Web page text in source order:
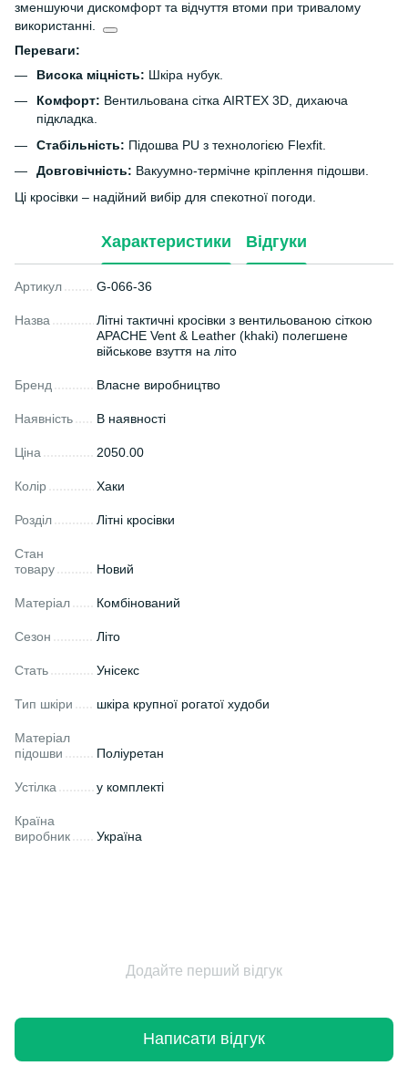
зменшуючи дискомфорт та відчуття втоми при тривалому
використанні.
Переваги:
Висока міцність: Шкіра нубук.
Комфорт: Вентильована сітка AIRTEX 3D, дихаюча
підкладка.
Стабільність: Підошва PU з технологією Flexfit.
Довговічність: Вакуумно-термічне кріплення підошви.
Ці кросівки – надійний вибір для спекотної погоди.
Характеристики Відгуки
Артикул G-066-36
Назва
Літні тактичні кросівки з вентильованою сіткою
APACHE Vent & Leather (khaki) полегшене
військове взуття на літо
Бренд Власне виробництво
Наявність В наявності
Ціна 2050.00
Колір Хаки
Розділ Літні кросівки
Стан
товару
Новий
Матеріал Комбінований
Сезон Літо
Стать Унісекс
Тип шкіри шкіра крупної рогатої худоби
Матеріал
підошви
Поліуретан
Устілка у комплекті
Країна
виробник
Україна
Додайте перший відгук
Написати відгук